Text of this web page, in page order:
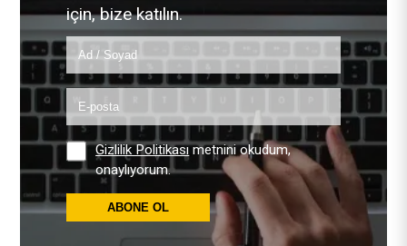
için, bize katılın.
Gizlilik Politikasımetnini okudum,
onaylıyorum.
ABONE OL